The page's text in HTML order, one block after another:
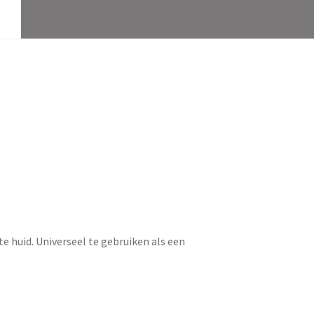
huid. Universeel te gebruiken als een